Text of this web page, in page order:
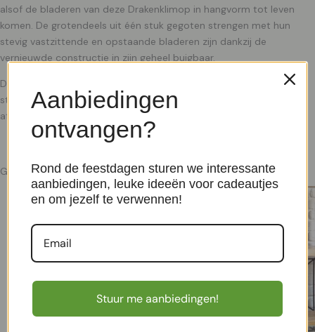
alsof de bladeren van deze Drakenklimop in hangvorm tot leven
komen. De grotendeels uit één stuk gegoten strengen met hun
stevig vastzittende en opstaande bladeren zijn dankzij de
vernieuwde constructie in zijn geheel buigbaar.
De totale lengte van deze kunstpothos in hangvorm is inclusief
steel ongeveer 130 cm en de breedte 20 cm. In meerdere
afmetingen verkrijgbaar.
Gerelateerde producten
Aanbiedingen
ontvangen?
Rond de feestdagen sturen we interessante
aanbiedingen, leuke ideeën voor cadeautjes
en om jezelf te verwennen!
Stuur me aanbiedingen!